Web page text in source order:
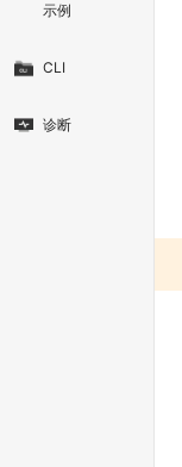
示例
CLI
诊断